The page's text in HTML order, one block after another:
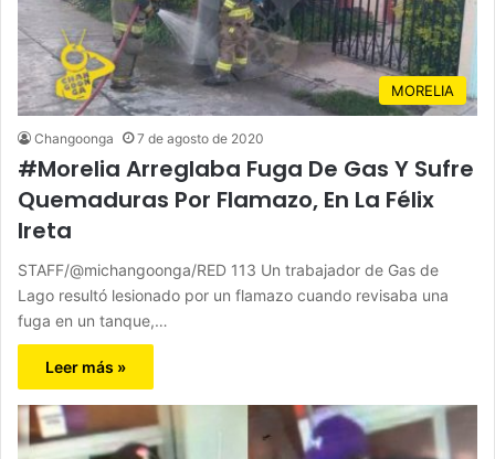
MORELIA
Changoonga 7 de agosto de 2020
#Morelia Arreglaba Fuga De Gas Y Sufre
Quemaduras Por Flamazo, En La Félix
Ireta
STAFF/@michangoonga/RED 113 Un trabajador de Gas de
Lago resultó lesionado por un flamazo cuando revisaba una
fuga en un tanque,…
Leer más »